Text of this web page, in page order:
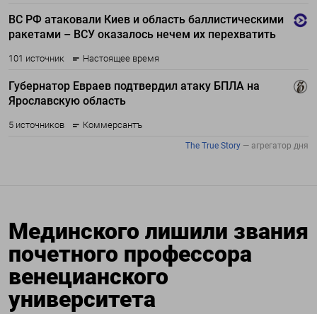
Мединского лишили звания
почетного профессора
венецианского
университета